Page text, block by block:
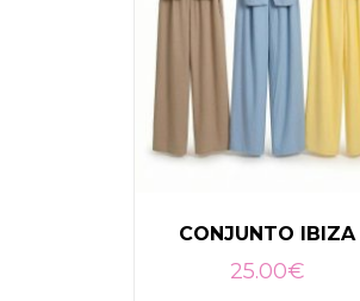
CONJUNTO IBIZA
25.00€